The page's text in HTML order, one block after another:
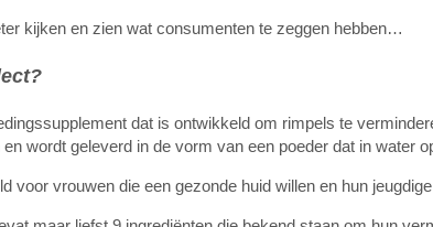
kijken en zien wat consumenten te zeggen hebben…
dat is ontwikkeld om rimpels te
wordt geleverd in de vorm van een poeder dat in water
voor vrouwen die een gezonde huid willen en hun